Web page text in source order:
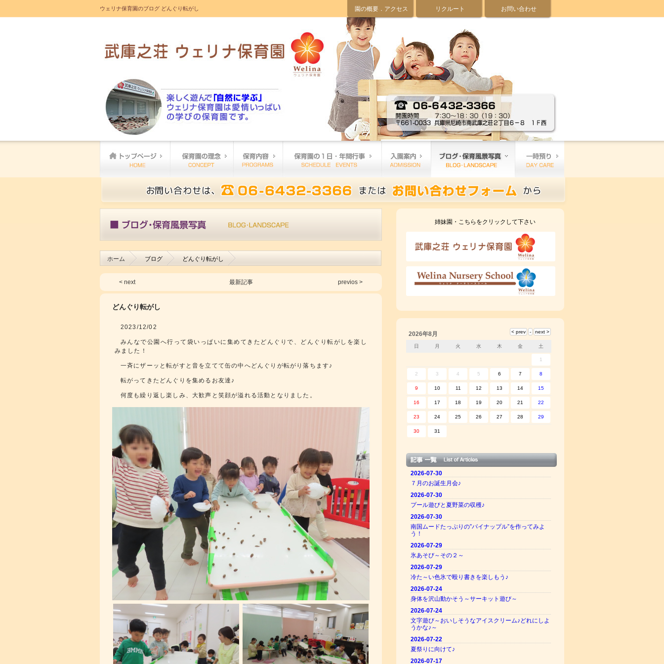
ウェリナ保育園のブログ どんぐり転がし 園の概要．アクセス リクルート お問い合わせ
ホーム ブログ どんぐり転がし
< next 最新記事 previos >
どんぐり転がし
2023/12/02
みんなで公園へ行って袋いっぱいに集めてきたどんぐりで、どんぐり転がしを楽し
みました！
一斉にザーッと転がすと音を立てて缶の中へどんぐりが転がり落ちます♪
転がってきたどんぐりを集めるお友達♪
何度も繰り返し楽しみ、大歓声と笑顔が溢れる活動となりました。
姉妹園・こちらをクリックして下さい
2026年8月
日 月 火 水 木 金 土
1
2 3 4 5 6 7 8
9 10 11 12 13 14 15
16 17 18 19 20 21 22
23 24 25 26 27 28 29
30 31